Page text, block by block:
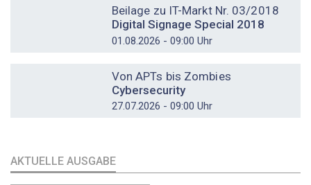
Beilage zu IT-Markt Nr. 03/2018
Digital Signage Special 2018
01.08.2026 - 09:00 Uhr
Von APTs bis Zombies
Cybersecurity
27.07.2026 - 09:00 Uhr
AKTUELLE AUSGABE